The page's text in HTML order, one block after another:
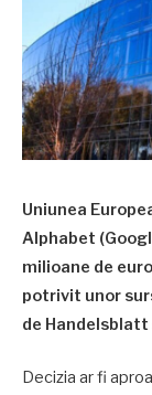
Uniunea
Alphabet
milioane de
potrivit unor
de Handelsblatt
Decizia ar fi